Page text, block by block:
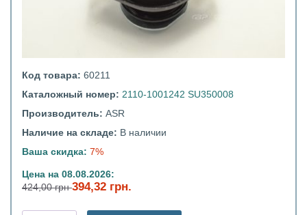
Код товара: 60211
Каталожный номер: 2110-1001242 SU350008
Производитель: ASR
Наличие на складе: В наличии
Ваша скидка: 7%
Цена на 08.08.2026:
424,00 грн394,32 грн.